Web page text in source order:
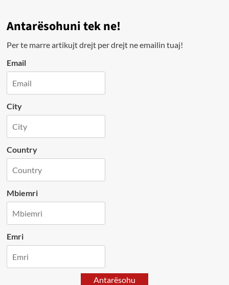
Antarësohuni tek ne!
Per te marre artikujt drejt per drejt ne emailin tuaj!
Email
City
Country
Mbiemri
Emri
Antarësohu